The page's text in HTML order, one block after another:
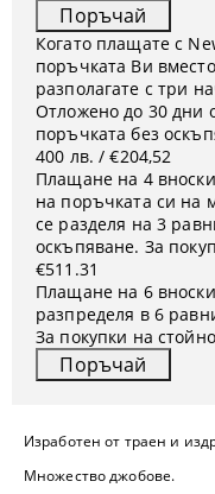
Изработен от траен и
Множество джобове.
Когато плащате с
поръчката Ви
разполагате с три
Отложено до 30 дни
поръчката без
400 лв. / €204,52
Плащане на 4
на поръчката си на
се разделя на 3
оскъпяване. За
€511.31
Плащане на 6
разпределя в 6
За покупки на